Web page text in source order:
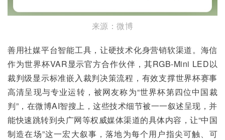
来源：微博
善用社媒平台智能工具，让硬技术化身营销软渠道。海信
作为世界杯VAR显示官方合作伙伴，其RGB-Mini LED以
裁判级显示标准嵌入裁判决策流程，有效支撑世界杯赛事
高清呈现与专业运转，被网友称为“世界杯第四位中国裁
判”，在微博AI智搜上，这些技术细节被一一叙述呈现，并
能快速跳转到央广网等权威媒体渠道的具体内容，让“中国
制造在场”这一宏大叙事，落地为每个用户指尖可触、可